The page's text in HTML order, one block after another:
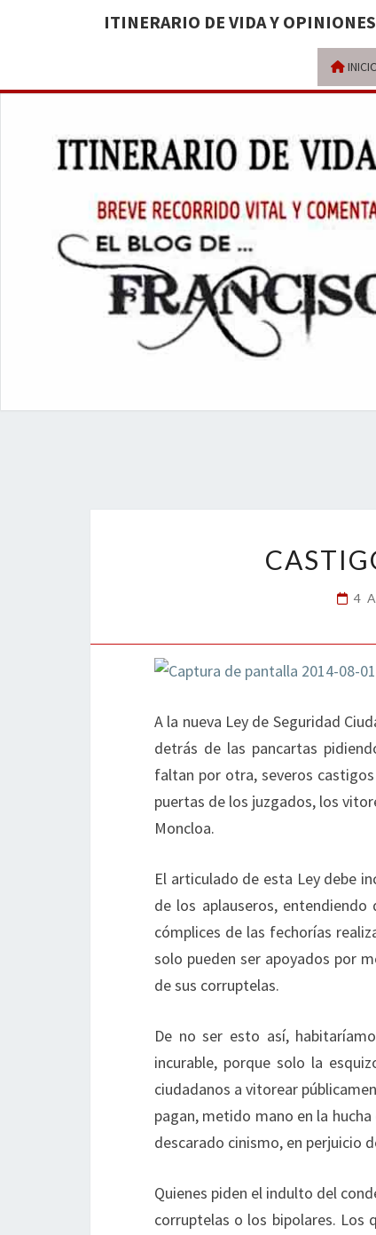
ITINERARIO DE VIDA Y OPINIONES
4
A la nueva Ley de Seguridad
detrás de las pancartas
faltan por otra, severos
puertas de los juzgados, los
Moncloa.
El articulado de esta Ley debe
de los aplauseros,
cómplices de las fechorías
solo pueden ser apoyados por
de sus corruptelas.
De no ser esto así,
incurable, porque solo la
ciudadanos a vitorear
pagan, metido mano en la
descarado cinismo, en perjuicio
Quienes piden el indulto del
corruptelas o los bipolares. Los